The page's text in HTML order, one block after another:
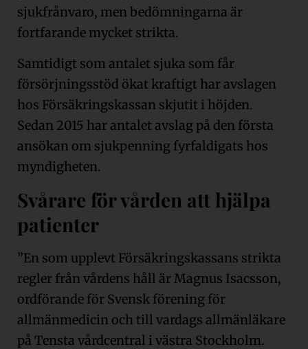
sjukfrånvaro, men bedömningarna är
fortfarande mycket strikta.
Samtidigt som antalet sjuka som får
försörjningsstöd ökat kraftigt har avslagen
hos Försäkringskassan skjutit i höjden.
Sedan 2015 har antalet avslag på den första
ansökan om sjukpenning fyrfaldigats hos
myndigheten.
Svårare för vården att hjälpa
patienter
”En som upplevt Försäkringskassans strikta
regler från vårdens håll är Magnus Isacsson,
ordförande för Svensk förening för
allmänmedicin och till vardags allmänläkare
på Tensta vårdcentral i västra Stockholm.